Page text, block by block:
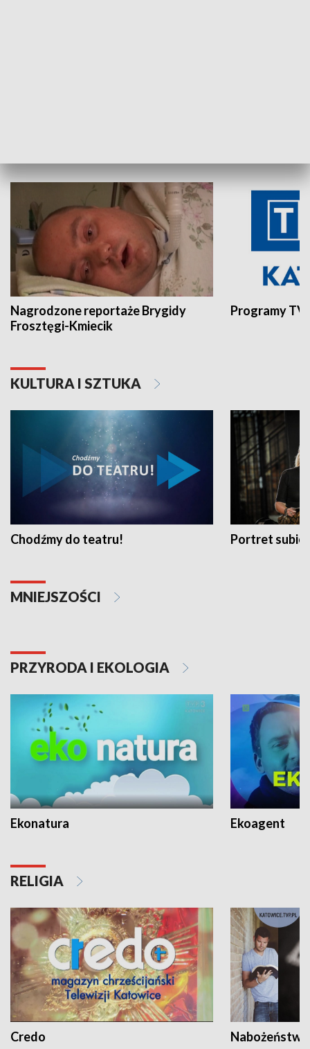
Nagrodzone reportaże Brygidy
Frosztęgi-Kmiecik
Programy
KULTURA I SZTUKA
Chodźmy do teatru! Portret
MNIEJSZOŚCI
PRZYRODA I EKOLOGIA
Ekonatura Ekoagent
RELIGIA
Credo